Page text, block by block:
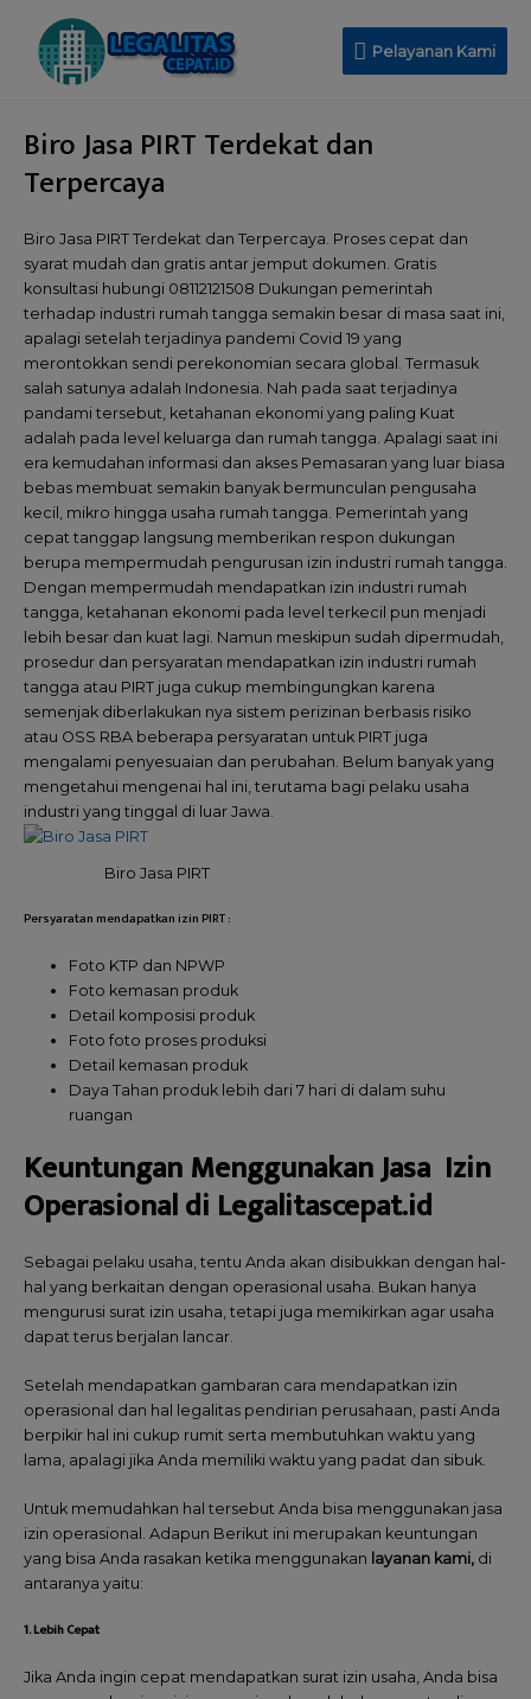
Pelayanan Kami
Biro Jasa PIRT Terdekat dan
Terpercaya
Biro Jasa PIRT Terdekat dan Terpercaya. Proses cepat dan
syarat mudah dan gratis antar jemput dokumen. Gratis
konsultasi hubungi 08112121508 Dukungan pemerintah
terhadap industri rumah tangga semakin besar di masa saat ini,
apalagi setelah terjadinya pandemi Covid 19 yang
merontokkan sendi perekonomian secara global. Termasuk
salah satunya adalah Indonesia. Nah pada saat terjadinya
pandami tersebut, ketahanan ekonomi yang paling Kuat
adalah pada level keluarga dan rumah tangga. Apalagi saat ini
era kemudahan informasi dan akses Pemasaran yang luar biasa
bebas membuat semakin banyak bermunculan pengusaha
kecil, mikro hingga usaha rumah tangga. Pemerintah yang
cepat tanggap langsung memberikan respon dukungan
berupa mempermudah pengurusan izin industri rumah tangga.
Dengan mempermudah mendapatkan izin industri rumah
tangga, ketahanan ekonomi pada level terkecil pun menjadi
lebih besar dan kuat lagi. Namun meskipun sudah dipermudah,
prosedur dan persyaratan mendapatkan izin industri rumah
tangga atau PIRT juga cukup membingungkan karena
semenjak diberlakukan nya sistem perizinan berbasis risiko
atau OSS RBA beberapa persyaratan untuk PIRT juga
mengalami penyesuaian dan perubahan. Belum banyak yang
mengetahui mengenai hal ini, terutama bagi pelaku usaha
industri yang tinggal di luar Jawa.
Biro Jasa PIRT
Persyaratan mendapatkan izin PIRT :
Foto KTP dan NPWP
Foto kemasan produk
Detail komposisi produk
Foto foto proses produksi
Detail kemasan produk
Daya Tahan produk lebih dari 7 hari di dalam suhu
ruangan
Keuntungan Menggunakan Jasa Izin
Operasional di Legalitascepat.id
Sebagai pelaku usaha, tentu Anda akan disibukkan dengan hal-
hal yang berkaitan dengan operasional usaha. Bukan hanya
mengurusi surat izin usaha, tetapi juga memikirkan agar usaha
dapat terus berjalan lancar.
Setelah mendapatkan gambaran cara mendapatkan izin
operasional dan hal legalitas pendirian perusahaan, pasti Anda
berpikir hal ini cukup rumit serta membutuhkan waktu yang
lama, apalagi jika Anda memiliki waktu yang padat dan sibuk.
Untuk memudahkan hal tersebut Anda bisa menggunakan jasa
izin operasional. Adapun Berikut ini merupakan keuntungan
yang bisa Anda rasakan ketika menggunakan layanan kami, di
antaranya yaitu:
1. Lebih Cepat
Jika Anda ingin cepat mendapatkan surat izin usaha, Anda bisa